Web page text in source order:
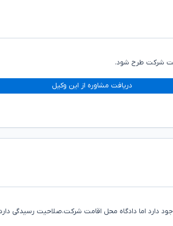
شرکت طرح شود.
دریافت مشاوره از این وکیل
دارد اما دادگاه محل اقامت شرکت،صلاحیت رسیدگی